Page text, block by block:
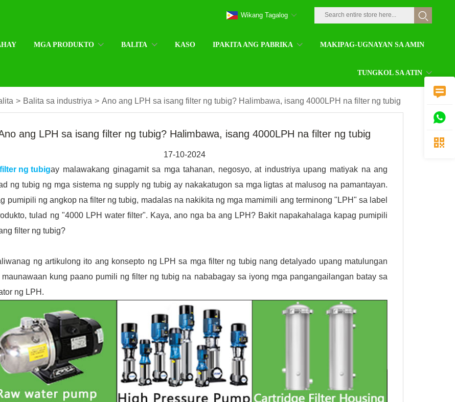
MGA PRODUKTO BALITA KASO IPAKITA ANG PABRIKA MAKIPAG-UGNAYAN SA AMIN
TUNGKOL SA ATIN
Wikang Tagalog
> Balita sa industriya > Ano ang LPH sa isang filter ng tubig? Halimbawa, isang 4000LPH na filter ng tubig
ang LPH sa isang filter ng tubig? Halimbawa, isang 4000LPH na filter ng tubig
17-10-2024
ng tubigay malawakang ginagamit sa mga tahanan, negosyo, at industriya upang matiyak na ang
ng tubig ng mga sistema ng supply ng tubig ay nakakatugon sa mga ligtas at malusog na pamantayan.
pumipili ng angkop na filter ng tubig, madalas na nakikita ng mga mamimili ang terminong "LPH" sa label
tulad ng "4000 LPH water filter". Kaya, ano nga ba ang LPH? Bakit napakahalaga kapag pumipili
filter ng tubig?
ng artikulong ito ang konsepto ng LPH sa mga filter ng tubig nang detalyado upang matulungan
maunawaan kung paano pumili ng filter ng tubig na nababagay sa iyong mga pangangailangan batay sa
ng LPH.


